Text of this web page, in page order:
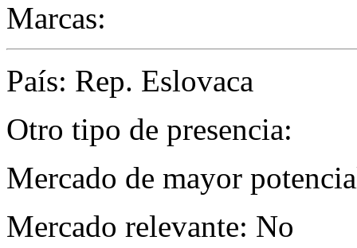
Marcas:
País: Rep. Eslovaca
Otro tipo de presencia:
Mercado de mayor
Mercado relevante: No